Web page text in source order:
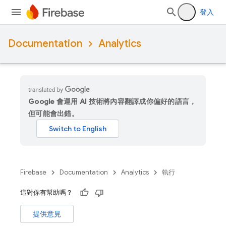
登入
Documentation Analytics
Google 會運用 AI 技術將內容翻譯成你偏好的語言，
但可能會出錯。
Firebase Documentation Analytics 執行
這對你有幫助嗎？
提供意見